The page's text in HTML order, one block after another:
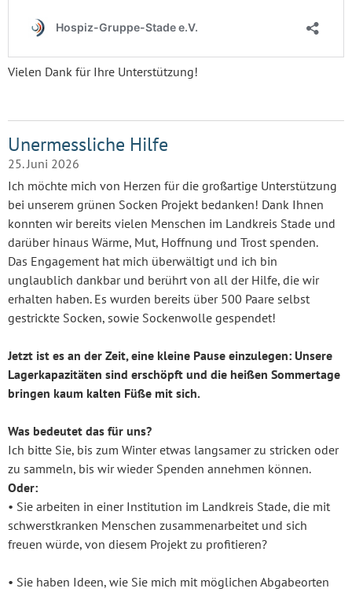
Vielen Dank für Ihre Unterstützung!
Unermessliche Hilfe
25. Juni 2026
Ich möchte mich von Herzen für die großartige Unterstützung
bei unserem grünen Socken Projekt bedanken! Dank Ihnen
konnten wir bereits vielen Menschen im Landkreis Stade und
darüber hinaus Wärme, Mut, Hoffnung und Trost spenden.
Das Engagement hat mich überwältigt und ich bin
unglaublich dankbar und berührt von all der Hilfe, die wir
erhalten haben. Es wurden bereits über 500 Paare selbst
gestrickte Socken, sowie Sockenwolle gespendet!
Jetzt ist es an der Zeit, eine kleine Pause einzulegen: Unsere
Lagerkapazitäten sind erschöpft und die heißen Sommertage
bringen kaum kalten Füße mit sich.
Was bedeutet das für uns?
Ich bitte Sie, bis zum Winter etwas langsamer zu stricken oder
zu sammeln, bis wir wieder Spenden annehmen können.
Oder:
• Sie arbeiten in einer Institution im Landkreis Stade, die mit
schwerstkranken Menschen zusammenarbeitet und sich
freuen würde, von diesem Projekt zu profitieren?
• Sie haben Ideen, wie Sie mich mit möglichen Abgabeorten